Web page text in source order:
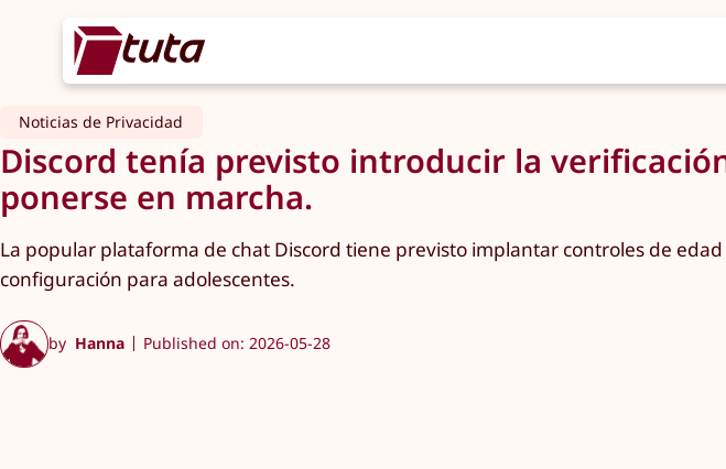
Noticias de Privacidad
Discord tenía previsto introducir la
ponerse en marcha.
La popular plataforma de chat Discord tiene previsto implantar controles de
configuración para adolescentes.
by Hanna Published on: 2026-05-28